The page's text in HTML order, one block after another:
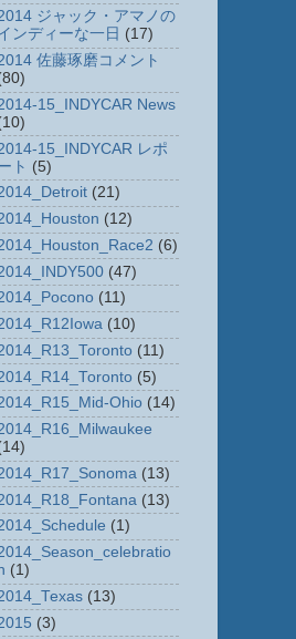
ジャック・アマノの
ンディーな一日 (17)
佐藤琢磨コメント
15_INDYCAR News
15_INDYCAR レポ
ト (5)
(21)
(12)
(6)
(47)
(11)
(10)
(11)
(5)
Ohio (14)
(13)
(13)
(1)
(1)
(13)
(3)